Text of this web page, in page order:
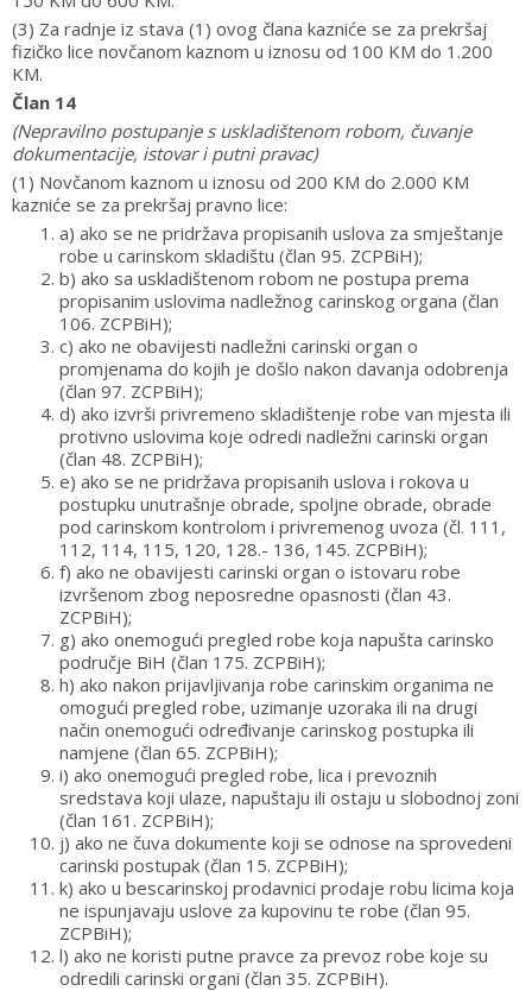
(3) Za radnje iz stava (1) ovog člana kazniće se za prekršaj
fizičko lice novčanom kaznom u iznosu od 100 KM do 1.200
KM.
Član 14
(Nepravilno postupanje s uskladištenom robom, čuvanje
dokumentacije, istovar i putni pravac)
(1) Novčanom kaznom u iznosu od 200 KM do 2.000 KM
kazniće se za prekršaj pravno lice:
a) ako se ne pridržava propisanih uslova za smještanje
robe u carinskom skladištu (član 95. ZCPBiH);
b) ako sa uskladištenom robom ne postupa prema
propisanim uslovima nadležnog carinskog organa (član
106. ZCPBiH);
c) ako ne obavijesti nadležni carinski organ o
promjenama do kojih je došlo nakon davanja odobrenja
(član 97. ZCPBiH);
d) ako izvrši privremeno skladištenje robe van mjesta ili
protivno uslovima koje odredi nadležni carinski organ
(član 48. ZCPBiH);
e) ako se ne pridržava propisanih uslova i rokova u
postupku unutrašnje obrade, spoljne obrade, obrade
pod carinskom kontrolom i privremenog uvoza (čl. 111,
112, 114, 115, 120, 128.- 136, 145. ZCPBiH);
f) ako ne obavijesti carinski organ o istovaru robe
izvršenom zbog neposredne opasnosti (član 43.
ZCPBiH);
g) ako onemogući pregled robe koja napušta carinsko
područje BiH (član 175. ZCPBiH);
h) ako nakon prijavljivanja robe carinskim organima ne
omogući pregled robe, uzimanje uzoraka ili na drugi
način onemogući određivanje carinskog postupka ili
namjene (član 65. ZCPBiH);
i) ako onemogući pregled robe, lica i prevoznih
sredstava koji ulaze, napuštaju ili ostaju u slobodnoj zoni
(član 161. ZCPBiH);
j) ako ne čuva dokumente koji se odnose na sprovedeni
carinski postupak (član 15. ZCPBiH);
k) ako u bescarinskoj prodavnici prodaje robu licima koja
ne ispunjavaju uslove za kupovinu te robe (član 95.
ZCPBiH);
l) ako ne koristi putne pravce za prevoz robe koje su
odredili carinski organi (član 35. ZCPBiH).